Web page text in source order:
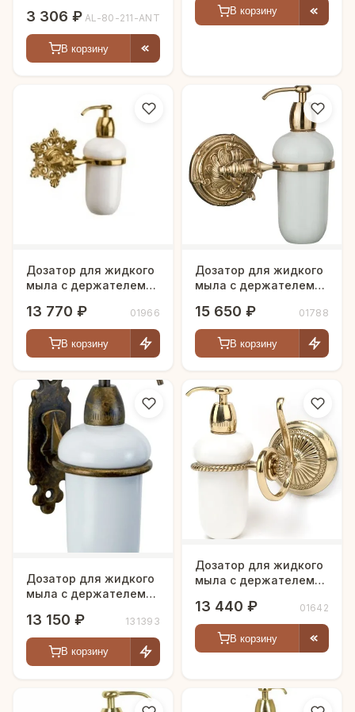
3 306 ₽ AL-80-211-ANT
В корзину
В корзину
Дозатор для жидкого
мыла с держателем
13 770 ₽ 01966
В корзину
Дозатор для жидкого
мыла с держателем
15 650 ₽ 01788
В корзину
Дозатор для жидкого
мыла с держателем
13 150 ₽ 131393
В корзину
Дозатор для жидкого
мыла с держателем
13 440 ₽ 01642
В корзину